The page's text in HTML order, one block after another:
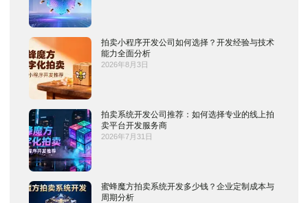
拍卖小程序开发公司如何选择？开发经验与技术
能力全面分析
2026年8月3日
拍卖系统开发公司推荐：如何选择专业的线上拍
卖平台开发服务商
2026年7月31日
蜜蜂魔方拍卖系统开发多少钱？企业定制成本与
周期分析